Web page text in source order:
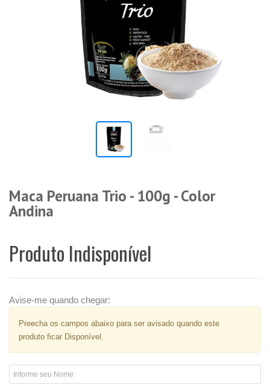
Maca Peruana Trio - 100g - Color
Andina
Produto Indisponível
Avise-me quando chegar:
Preecha os campos abaixo para ser avisado quando este
produto ficar Disponível.